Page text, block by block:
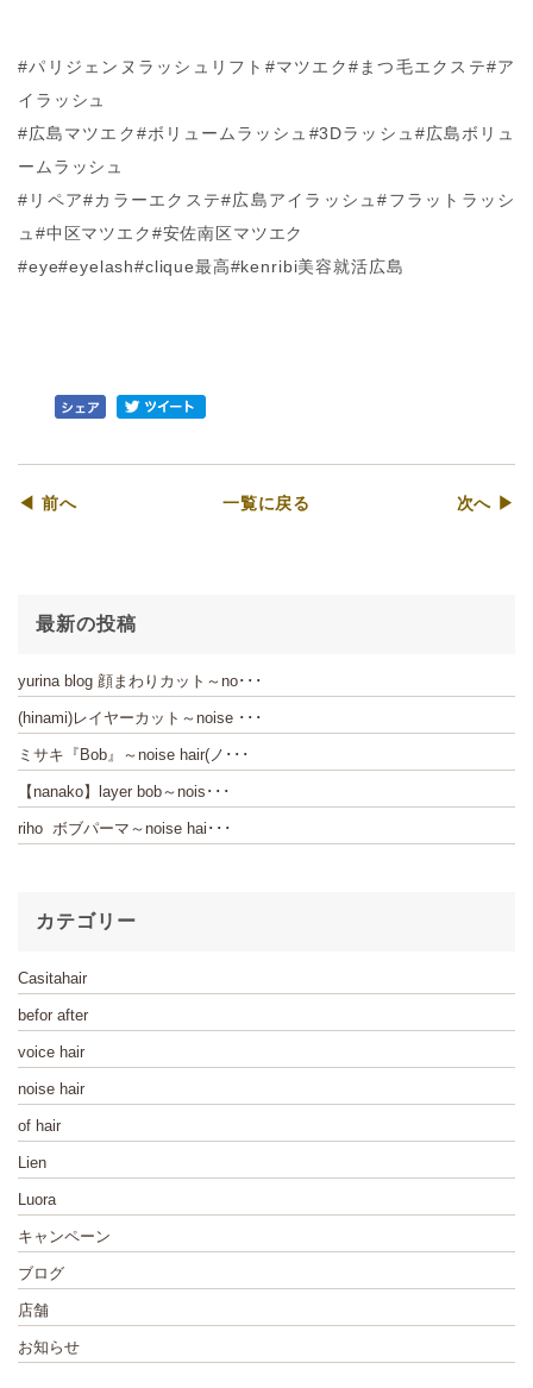
#パリジェンヌラッシュリフト#マツエク#まつ毛エクステ#ア
イラッシュ
#広島マツエク#ボリュームラッシュ#3Dラッシュ#広島ボリュ
ームラッシュ
#リペア#カラーエクステ#広島アイラッシュ#フラットラッシ
ュ#中区マツエク#安佐南区マツエク
#eye#eyelash#clique最高#kenribi美容就活広島
◀ 前へ 一覧に戻る 次へ ▶
最新の投稿
yurina blog 顔まわりカット～no･･･
(hinami)レイヤーカット～noise ･･･
ミサキ『Bob』～noise hair(ノ･･･
【nanako】layer bob～nois･･･
riho ボブパーマ～noise hai･･･
カテゴリー
Casitahair
befor after
voice hair
noise hair
of hair
Lien
Luora
キャンペーン
ブログ
店舗
お知らせ